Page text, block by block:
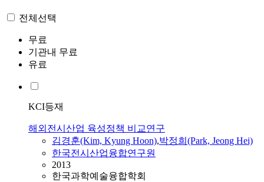
전체선택
무료
기관내 무료
유료
KCI등재
해외전시산업 육성정책 비교연구
김경훈(Kim, Kyung Hoon),박정희(Park, Jeong Hei)
한국전시산업융합연구원
2013
한국과학예술융합학회